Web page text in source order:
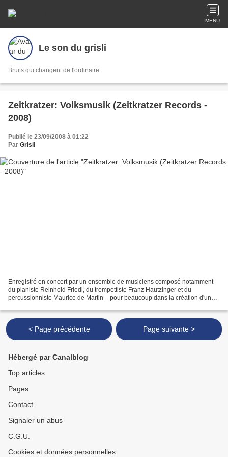
MENU
Le son du grisli
Bruits qui changent de l'ordinaire
Zeitkratzer: Volksmusik (Zeitkratzer Records -
2008)
Publié le 23/09/2008 à 01:22
Par Grisli
Enregistré en concert par un ensemble de musiciens composé notamment
du pianiste Reinhold Friedl, du trompettiste Franz Hautzinger et du
percussionniste Maurice de Martin – pour beaucoup dans la création d'un
< Page précédente Page suivante >
Hébergé par Canalblog
Top articles
Pages
Contact
Signaler un abus
C.G.U.
Cookies et données personnelles